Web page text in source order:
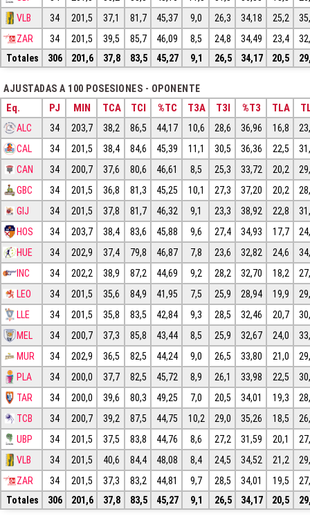
VLB
34 201,5 37,1 81,7 45,37 9,0 26,3 34,18 25,2
ZAR
34 201,5 39,5 85,7 46,09 8,5 24,8 34,49 23,4
Totales
306 201,6 37,8 83,5 45,27 9,1 26,5 34,17 20,5
AJUSTADAS A 100 POSESIONES - OPONENTE
Eq. PJ MIN TCA TCI %TC T3A T3I %T3 TLA
ALC 34 203,7 38,2 86,5 44,17 10,6 28,6 36,96 16,8
CAL
34 201,5 38,4 84,6 45,39 11,1 30,5 36,36 22,5
CAN
34 200,7 37,6 80,6 46,61 8,5 25,3 33,72 20,2
GBC
34 201,5 36,8 81,3 45,25 10,1 27,3 37,20 20,2
GIJ
34 201,5 37,8 81,7 46,32 9,1 23,3 38,92 22,8
HOS
34 203,7 38,4 83,6 45,88 9,6 27,4 34,93 17,7
HUE
34 202,9 37,4 79,8 46,87 7,8 23,6 32,82 24,6
INC
34 202,2 38,9 87,2 44,69 9,2 28,2 32,70 18,2
LEO
34 201,5 35,6 84,9 41,95 7,5 25,9 28,94 19,9
LLE
34 201,5 35,8 83,5 42,84 9,3 28,5 32,46 20,7
MEL
34 200,7 37,3 85,8 43,44 8,5 25,9 32,67 24,0
MUR
34 202,9 36,5 82,5 44,24 9,0 26,5 33,80 21,0
PLA
34 200,0 37,7 82,5 45,72 8,9 26,1 33,98 22,5
TAR
34 200,0 39,6 80,3 49,25 7,0 20,5 34,01 19,3
TCB
34 200,7 39,2 87,5 44,75 10,2 29,0 35,26 18,5
UBP
34 201,5 37,5 83,8 44,76 8,6 27,2 31,59 20,1
VLB
34 201,5 40,6 84,4 48,08 8,4 24,5 34,52 21,2
ZAR
34 201,5 37,3 83,2 44,81 9,7 28,5 34,01 19,5
Totales
306 201,6 37,8 83,5 45,27 9,1 26,5 34,17 20,5